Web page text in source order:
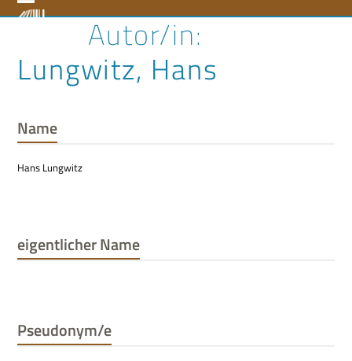
to Open
menu
Close
menu
Lungwitz, Hans
Name
Hans Lungwitz
eigentlicher Name
Pseudonym/e